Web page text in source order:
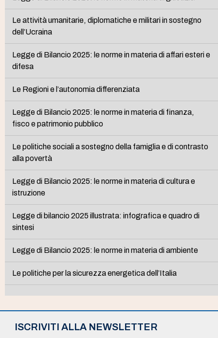
Le attività umanitarie, diplomatiche e militari in sostegno
dell’Ucraina
Legge di Bilancio 2025: le norme in materia di affari esteri e
difesa
Le Regioni e l’autonomia differenziata
Legge di Bilancio 2025: le norme in materia di finanza,
fisco e patrimonio pubblico
Le politiche sociali a sostegno della famiglia e di contrasto
alla povertà
Legge di Bilancio 2025: le norme in materia di cultura e
istruzione
Legge di bilancio 2025 illustrata: infografica e quadro di
sintesi
Legge di Bilancio 2025: le norme in materia di ambiente
Le politiche per la sicurezza energetica dell’Italia
ISCRIVITI ALLA NEWSLETTER